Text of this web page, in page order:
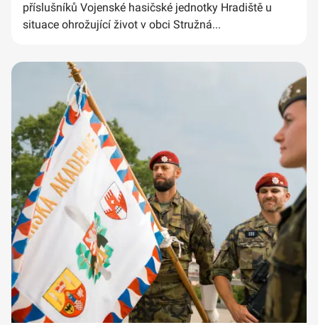
příslušníků Vojenské hasičské jednotky Hradiště u
situace ohrožující život v obci Stružná...